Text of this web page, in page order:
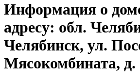
Информация о
адресу: обл.
Челябинск, ул.
Мясокомбината, д.